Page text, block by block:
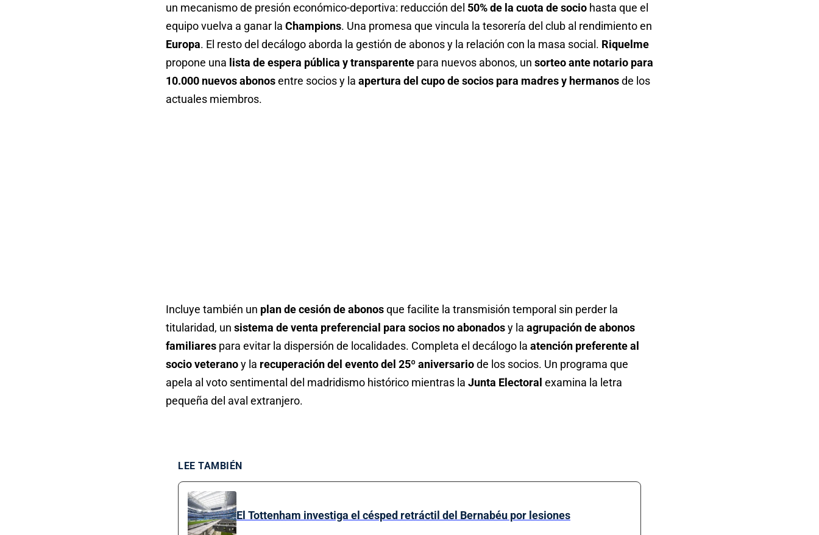
un mecanismo de presión económico-deportiva: reducción del 50% de la cuota de socio hasta que el
equipo vuelva a ganar la Champions. Una promesa que vincula la tesorería del club al rendimiento en
Europa. El resto del decálogo aborda la gestión de abonos y la relación con la masa social. Riquelme
propone una lista de espera pública y transparente para nuevos abonos, un sorteo ante notario para
10.000 nuevos abonosentre socios y la apertura del cupo de socios para madres y hermanosde los
actuales miembros.
Incluye también un plan de cesión de abonosque facilite la transmisión temporal sin perder la
titularidad, un sistema de venta preferencial para socios no abonadosy la agrupación de abonos
familiares para evitar la dispersión de localidades. Completa el decálogo la atención preferente al
socio veteranoy la recuperación del evento del 25º aniversariode los socios. Un programa que
apela al voto sentimental del madridismo histórico mientras la Junta Electoral examina la letra
pequeña del aval extranjero.
LEE TAMBIÉN
El Tottenham investiga el césped retráctil del Bernabéu por lesiones